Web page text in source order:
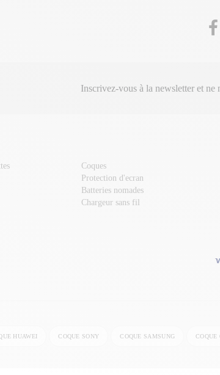
Inscrivez-vous à la newsletter et ne
Coques
Protection d'ecran
Batteries nomades
Chargeur sans fil
HUAWEI COQUE SONY COQUE SAMSUNG COQUE